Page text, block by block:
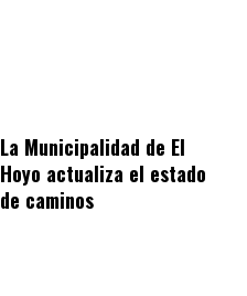
La Municipalidad de El
Hoyo actualiza el estado
de caminos